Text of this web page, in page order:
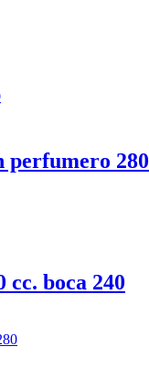
perfumero 280
boca 240